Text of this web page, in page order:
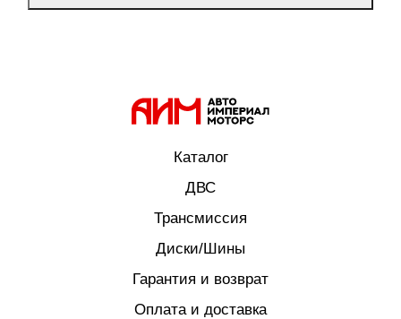
Каталог
ДВС
Трансмиссия
Диски/Шины
Гарантия и возврат
Оплата и доставка